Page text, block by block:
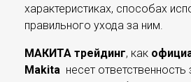
характеристиках, способах
правильного ухода за ним.
МАКИТА трейдинг, как
Makita несет ответственность